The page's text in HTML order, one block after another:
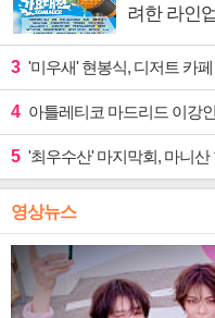
려한 라인
3 '미우새' 현봉식, 디저트 카
4 아틀레티코 마드리드 이강인
5 '최우수산' 마지막회, 마니
영상뉴스